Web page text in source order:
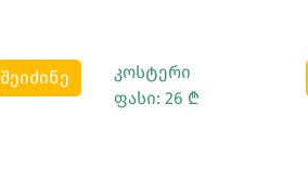
შეიძინე
კოსტერი
ფასი: 26 ₾